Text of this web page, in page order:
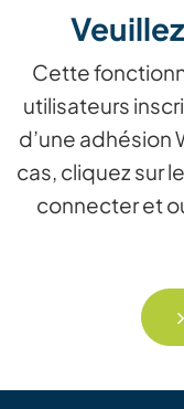
Cette
utilisateurs
d’une adhésion
cas, cliquez sur
connecter et